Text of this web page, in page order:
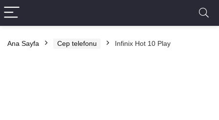
Ana Sayfa Cep telefonu Infinix Hot 10 Play